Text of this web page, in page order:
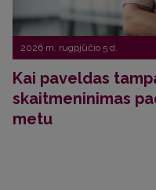
2026 m. rugpjūčio 5 d.
Kai paveldas
skaitmeninimas
metu